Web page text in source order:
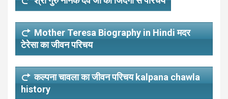
Mother Teresa Biography in Hindi मदर
टेरेसा का जीवन परिचय
कल्पना चावला का जीवन परिचय kalpana chawla
history